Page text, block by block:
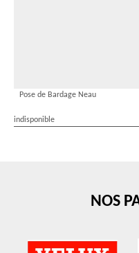
Pose de Bardage Neau
indisponible
NOS